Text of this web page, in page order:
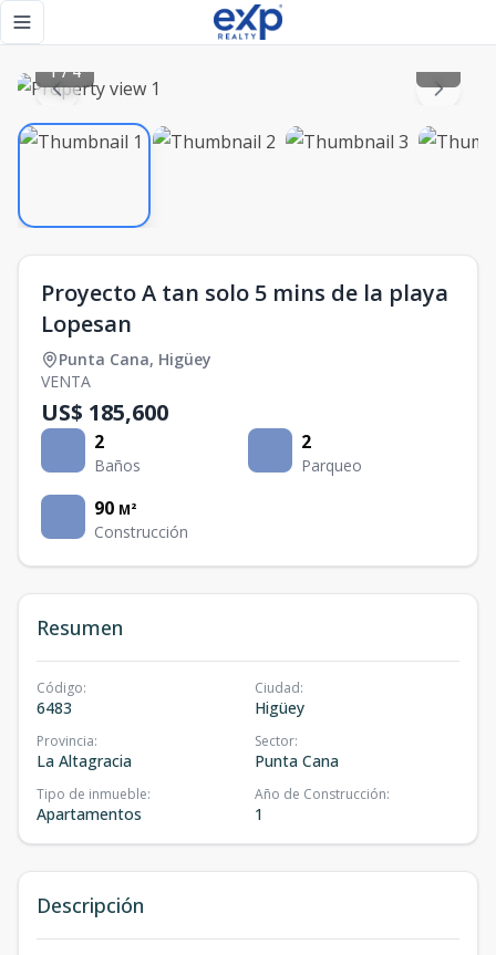
Toggle navigation menu
1/4
Proyecto A tan solo 5 mins de la playa
Lopesan
Punta Cana, Higüey
VENTA
US$ 185,600
2
Baños
2
Parqueo
90 M²
Construcción
Resumen
Código:
6483
Ciudad:
Higüey
Provincia:
La Altagracia
Sector:
Punta Cana
Tipo de inmueble:
Apartamentos
Año de Construcción:
1
Descripción
Proyecto A tan solo 5 mins de la playa Lopesan - eXp